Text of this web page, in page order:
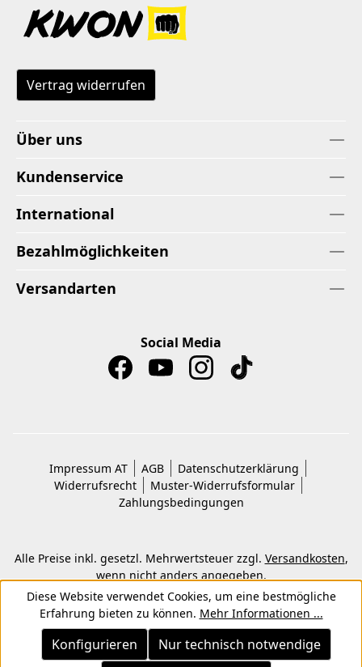
Vertrag widerrufen
Über uns
Kundenservice
International
Bezahlmöglichkeiten
Versandarten
Social Media
Impressum AT AGB
Datenschutzerklärung
Widerrufsrecht
Muster-Widerrufsformular
Zahlungsbedingungen
Alle Preise inkl. gesetzl. Mehrwertsteuer zzgl. Versandkosten,
wenn nicht anders angegeben.
© 2026 Copyright © Kwon KG. Alle Rechte vorbehalten.
Diese Website verwendet Cookies, um eine bestmögliche
Erfahrung bieten zu können. Mehr Informationen ...
Nur technisch notwendige
Konfigurieren